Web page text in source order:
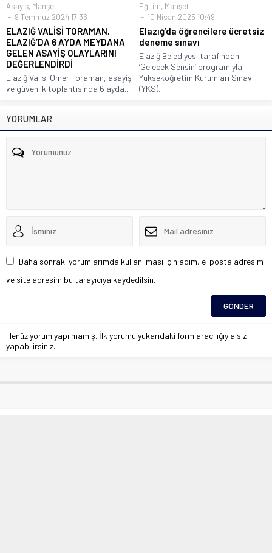
Asayiş, Manşet
9 Temmuz 2024 17:36
ELAZIĞ VALİSİ TORAMAN,
ELAZIĞ’DA 6 AYDA MEYDANA
GELEN ASAYİŞ OLAYLARINI
DEĞERLENDİRDİ
Elazığ Valisi Ömer Toraman, asayiş
ve güvenlik toplantısında 6 ayda...
Eğitim, Manşet
10 Nisan 2025 10:49
Elazığ’da öğrencilere ücretsiz
deneme sınavı
Elazığ Belediyesi tarafından
‘Gelecek Sensin’ programıyla
Yükseköğretim Kurumları Sınavı
(YKS)...
YORUMLAR
Daha sonraki yorumlarımda kullanılması için adım, e-posta adresim
ve site adresim bu tarayıcıya kaydedilsin.
Henüz yorum yapılmamış. İlk yorumu yukarıdaki form aracılığıyla siz
yapabilirsiniz.